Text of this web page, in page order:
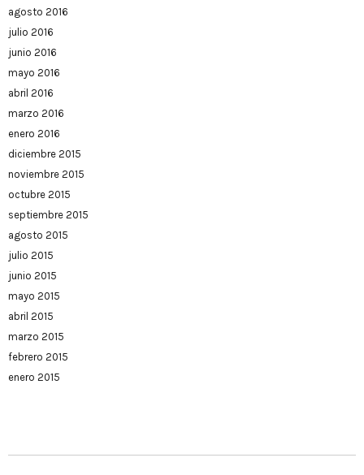
agosto 2016
julio 2016
junio 2016
mayo 2016
abril 2016
marzo 2016
enero 2016
diciembre 2015
noviembre 2015
octubre 2015
septiembre 2015
agosto 2015
julio 2015
junio 2015
mayo 2015
abril 2015
marzo 2015
febrero 2015
enero 2015